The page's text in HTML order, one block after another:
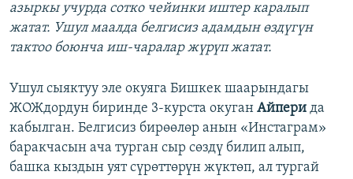
азыркы учурда сотко чейинки иштер каралып
жатат. Ушул маалда белгисиз адамдын өздүгүн
тактоо боюнча иш-чаралар жүрүп жатат.
Ушул сыяктуу эле окуяга Бишкек шаарындагы
ЖОЖдордун биринде 3-курста окуган Айпери да
кабылган. Белгисиз бирөөлөр анын «Инстаграм»
баракчасын ача турган сыр сөздү билип алып,
башка кыздын уят сүрөттөрүн жүктөп, ал тургай